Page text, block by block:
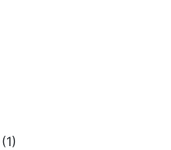
Enfermedad respiratoria (1)